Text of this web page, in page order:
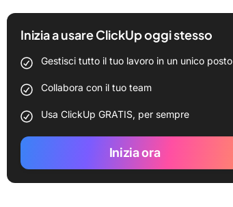
Inizia a usare ClickUp oggi stesso
Gestisci tutto il tuo lavoro in un unico posto
Collabora con il tuo team
Usa ClickUp GRATIS, per sempre
Inizia ora